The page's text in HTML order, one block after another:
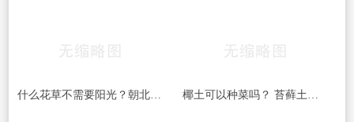
什么花草不需要阳光？朝北阳台种花草大全？ 椰土可以种菜吗？ 苔藓土可以种菜吗？